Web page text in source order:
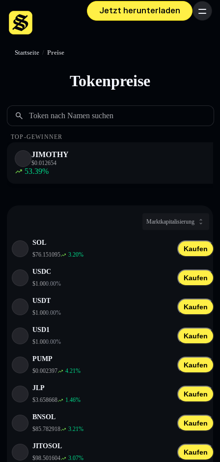
Jetzt herunterladen Menü
Deutsch
Italiano
Español
Startseite / Preise
Tokenpreise
Token nach Namen suchen
TOP-GEWINNER
JIMOTHY
$0.012654
53.39%
Marktkapitalisierung
SOL
$76.151095 3.20%
Kaufen
USDC
$1.000.00%
Kaufen
USDT
$1.000.00%
Kaufen
USD1
$1.000.00%
Kaufen
PUMP
$0.002397 4.21%
Kaufen
JLP
$3.658668 1.46%
Kaufen
BNSOL
$85.782918 3.21%
Kaufen
JITOSOL
$98.501604 3.07%
Kaufen